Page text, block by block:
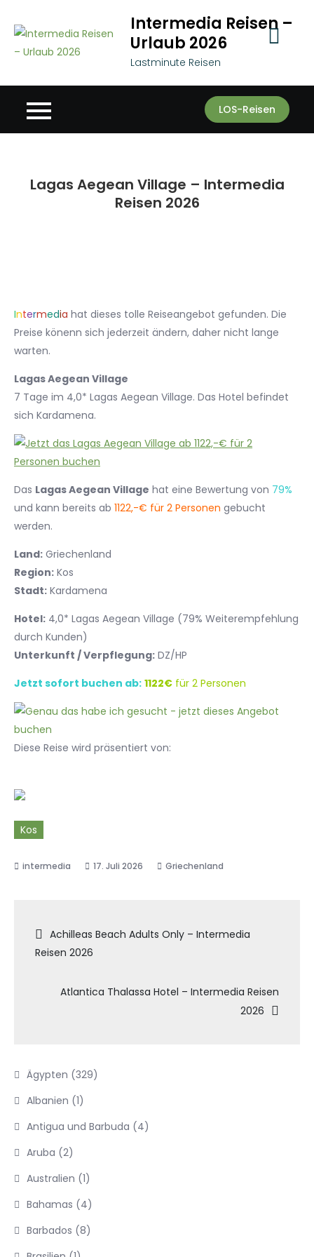
content
Intermedia Reisen –
Urlaub 2026
Lastminute Reisen
LOS-Reisen
Lagas Aegean Village – Intermedia
Reisen 2026
Intermedia hat dieses tolle Reiseangebot gefunden. Die
Preise könenn sich jederzeit ändern, daher nicht lange
warten.
Lagas Aegean Village
7 Tage im 4,0* Lagas Aegean Village. Das Hotel befindet
sich Kardamena.
Das Lagas Aegean Village hat eine Bewertung von 79%
und kann bereits ab 1122,-€ für 2 Personen gebucht
werden.
Land: Griechenland
Region: Kos
Stadt: Kardamena
Hotel: 4,0* Lagas Aegean Village (79% Weiterempfehlung
durch Kunden)
Unterkunft / Verpflegung: DZ/HP
Jetzt sofort buchen ab: 1122€ für 2 Personen
Diese Reise wird präsentiert von:
Kos
17. Juli 2026 Griechenland
Beitragsnavigation
Achilleas Beach Adults Only – Intermedia
Reisen 2026
Atlantica Thalassa Hotel – Intermedia Reisen
2026
Ägypten (329)
Albanien (1)
Antigua und Barbuda (4)
Aruba (2)
Australien (1)
Bahamas (4)
Barbados (8)